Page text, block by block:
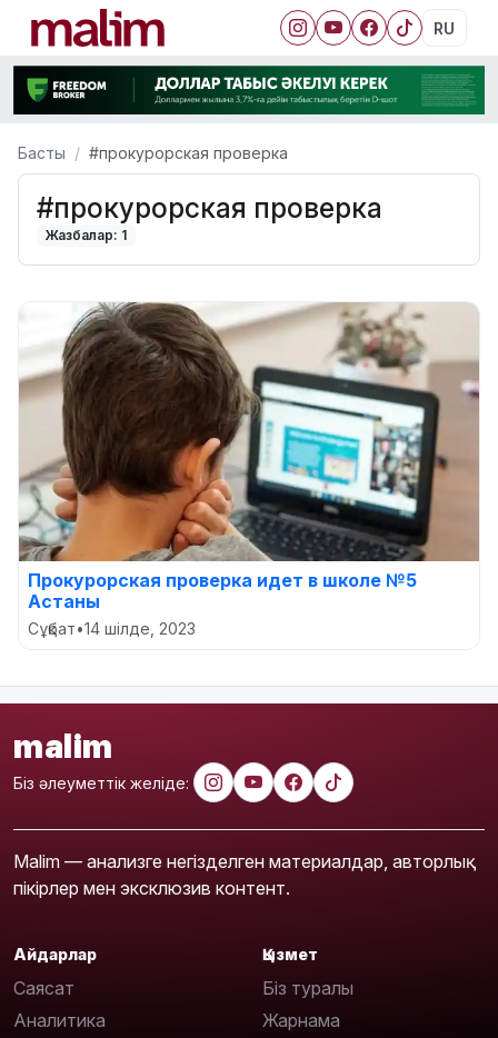
RU
Басты #прокурорская проверка
#прокурорская проверка
Жазбалар: 1
Прокурорская проверка идет в школе №5
Астаны
Сұқбат•14 шілде, 2023
malim
Біз әлеуметтік желіде:
Malim — анализге негізделген материалдар, авторлық
пікірлер мен эксклюзив контент.
Айдарлар
Саясат
Аналитика
Қызмет
Біз туралы
Жарнама